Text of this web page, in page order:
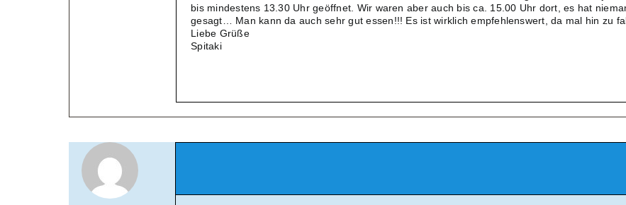
bis mindestens 13.30 Uhr geöffnet. Wir waren aber auch bis ca. 15.00 Uhr dort, es hat
gesagt… Man kann da auch sehr gut essen!!! Es ist wirklich empfehlenswert, da mal hin zu
Liebe Grüße
Spitaki